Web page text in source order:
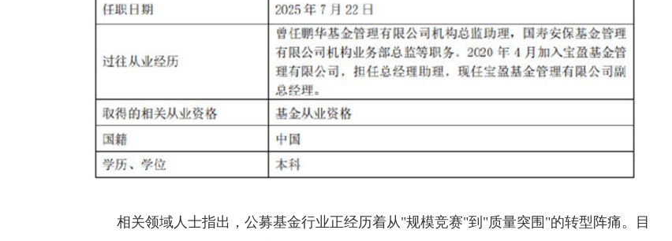
相关领域人士指出，公募基金行业正经历着从"规模竞赛"到"质量突围"的转型阵痛。目